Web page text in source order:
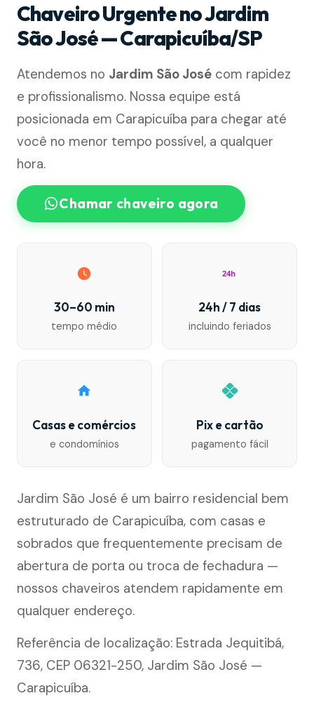
Chaveiro Urgente no Jardim
São José — Carapicuíba/SP
Atendemos no Jardim São José com rapidez
e profissionalismo. Nossa equipe está
posicionada em Carapicuíba para chegar até
você no menor tempo possível, a qualquer
hora.
Chamar chaveiro agora
30–60 min
tempo médio
24h
24h / 7 dias
incluindo feriados
Casas e comércios
e condomínios
Pix e cartão
pagamento fácil
Jardim São José é um bairro residencial bem
estruturado de Carapicuíba, com casas e
sobrados que frequentemente precisam de
abertura de porta ou troca de fechadura —
nossos chaveiros atendem rapidamente em
qualquer endereço.
Referência de localização: Estrada Jequitibá,
736, CEP 06321-250, Jardim São José —
Carapicuíba.